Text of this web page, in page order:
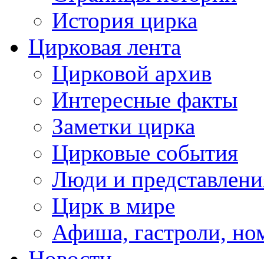
История цирка
Цирковая лента
Цирковой архив
Интересные факты
Заметки цирка
Цирковые события
Люди и
Цирк в мире
Афиша, гастроли,